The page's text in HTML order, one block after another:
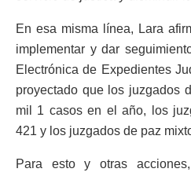
En esa misma línea, Lara
implementar y dar
Electrónica de Expedientes
proyectado que los juzgados
mil 1 casos en el año, los
421 y los juzgados de paz
Para esto y otras